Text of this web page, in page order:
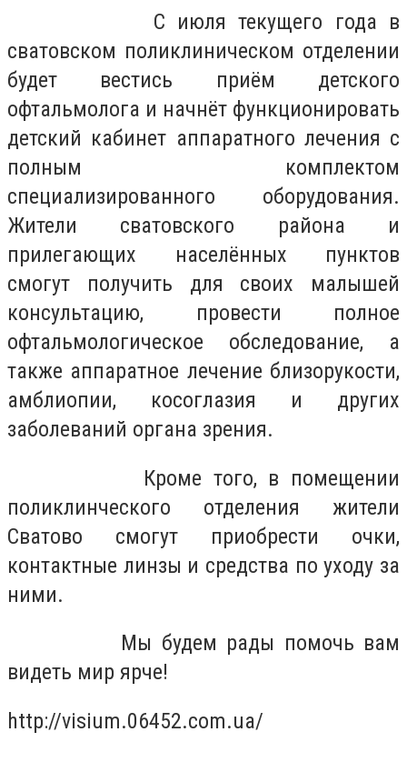
С июля текущего года в
сватовском поликлиническом отделении
будет вестись приём детского
офтальмолога и начнёт функционировать
детский кабинет аппаратного лечения с
полным комплектом
специализированного оборудования.
Жители сватовского района и
прилегающих населённых пунктов
смогут получить для своих малышей
консультацию, провести полное
офтальмологическое обследование, а
также аппаратное лечение близорукости,
амблиопии, косоглазия и других
заболеваний органа зрения.
Кроме того, в помещении
поликлинческого отделения жители
Сватово смогут приобрести очки,
контактные линзы и средства по уходу за
ними.
Мы будем рады помочь вам
видеть мир ярче!
http://visium.06452.com.ua/